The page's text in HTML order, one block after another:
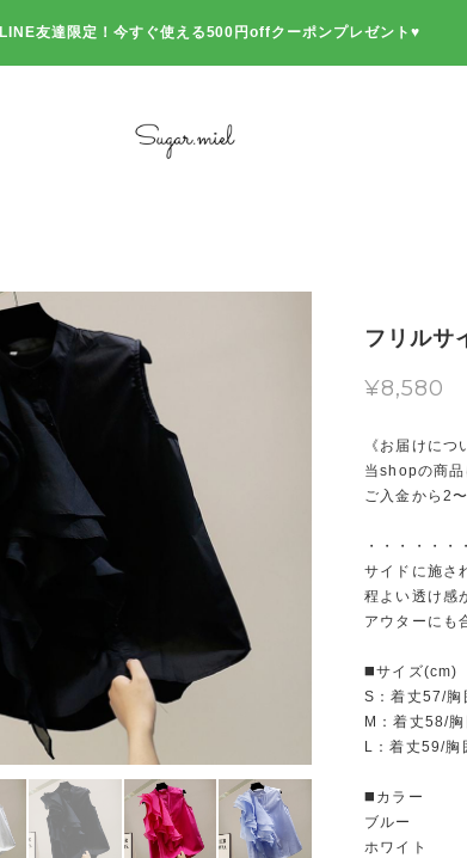
LINE友達限定！今すぐ使える500円offクーポンプレゼント♥
フリルサ
¥8,580
《お届けにつ
当shopの商
ご入金から2
・・・・・・
サイドに施さ
程よい透け感
アウターにも
◼️サイズ(cm)
S：着丈57/胸
M：着丈58/
L：着丈59/
◼️カラー
ブルー
ホワイト